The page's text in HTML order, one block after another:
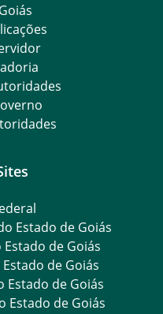
Estado de Goiás
de Goiás
de Goiás
Estado de Goiás
Estado de Goiás